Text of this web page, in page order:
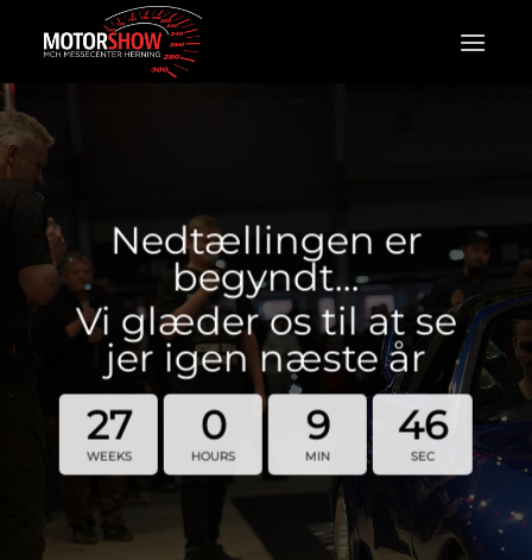
Nedtællingen er
begyndt…
Vi glæder os til at se
jer igen næste år
27
WEEKS
0
HOURS
9
MIN
45
SEC